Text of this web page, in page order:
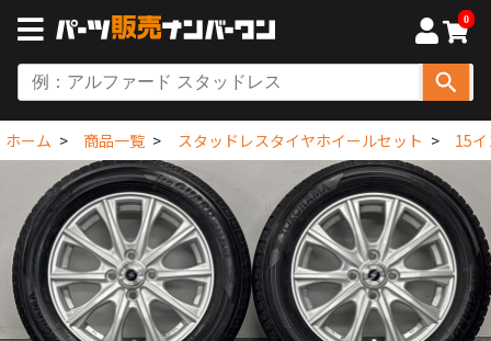
0
ホーム 商品一覧 スタッドレスタイヤホイールセット 15